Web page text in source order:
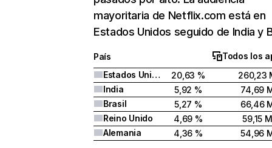
mayoritaria de Netflix.com está en
Estados Unidos seguido de India y
País
Todos los
Estados Unidos
20,63 %
260,23
India
5,92 %
74,69
Brasil
5,27 %
66,46
Reino Unido
4,69 %
59,15 M
Alemania
4,36 % 54,96